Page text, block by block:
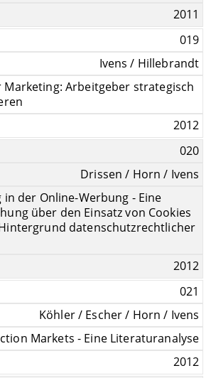
2011
019
Ivens / Hillebrandt
Marketing: Arbeitgeber strategisch
2012
020
Drissen / Horn / Ivens
in der Online-Werbung - Eine
über den Einsatz von Cookies
datenschutzrechtlicher
2012
021
Köhler / Escher / Horn / Ivens
Markets - Eine Literaturanalyse
2012